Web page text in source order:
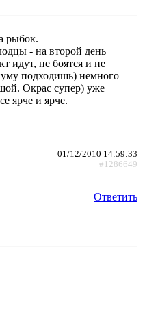
рыбок.
- на второй день
идут, не боятся и не
подходишь) немного
Окрас супер) уже
ярче и ярче.
01/12/2010 14:59:33
#1286649
Ответить